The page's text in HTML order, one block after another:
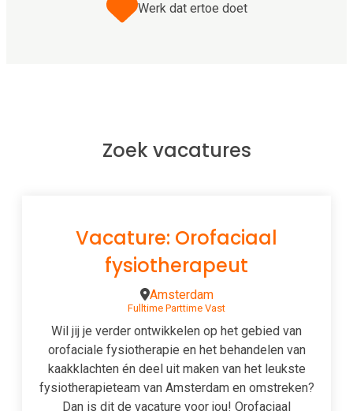
Werk dat ertoe doet
Zoek vacatures
Vacature: Orofaciaal
fysiotherapeut
Amsterdam
Fulltime Parttime Vast
Wil jij je verder ontwikkelen op het gebied van
orofaciale fysiotherapie en het behandelen van
kaakklachten én deel uit maken van het leukste
fysiotherapieteam van Amsterdam en omstreken?
Dan is dit de vacature voor jou! Orofaciaal